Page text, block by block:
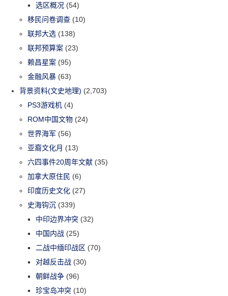
选区概况 (54)
移民问卷调查 (10)
联邦大选 (138)
联邦预算案 (23)
赖昌星案 (95)
金融风暴 (63)
背景资料(文史地理) (2,703)
PS3游戏机 (4)
ROM中国文物 (24)
世界海军 (56)
亚裔文化月 (13)
六四事件20周年文献 (35)
加拿大原住民 (6)
印度历史文化 (27)
史海钩沉 (339)
中印边界冲突 (32)
中国内战 (25)
二战中缅印战区 (70)
对越反击战 (30)
朝鲜战争 (96)
珍宝岛冲突 (10)